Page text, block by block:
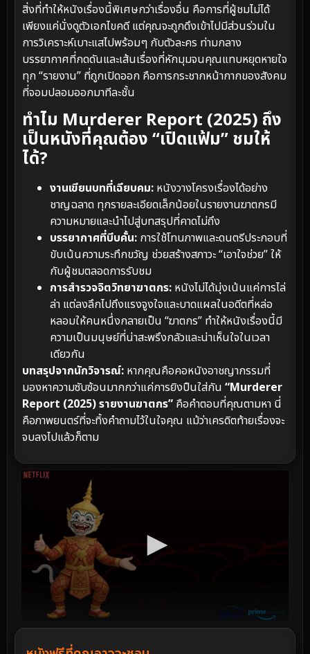
สิ่งที่ทำให้หนังเรื่องนี้พิเศษกว่าเรื่องอื่น คือการที่ผู้ชมไม่ได้
เพียงแค่นั่งดูตัวเอกไขคดี แต่คุณจะถูกดึงเข้าไปมีส่วนร่วมใน
การวิเคราะห์เบาะแสไปพร้อมๆ กับตัวละคร ท่ามกลาง
บรรยากาศที่กดดันและเส้นเรื่องที่หักมุมจนคุณแทบหยุดหายใจ
ทุก “รายงาน” ที่ถูกเปิดออก คือการกระชากหน้ากากของสังคม
ที่จอมปลอมออกมาทีละชั้น
ทำไม Murderer Report (2025) ถึง
เป็นหนังที่คุณต้อง “เปิดแฟ้ม” ชมให้
ได้?
งานเขียนบทที่เฉียบคม: หนังวางโครงเรื่องได้อย่าง
ชาญฉลาด ทุกรายละเอียดเล็กน้อยในรายงานฆาตกรมี
ความหมายและนำไปสู่บทสรุปที่คาดไม่ถึง
บรรยากาศที่บีบคั้น: การใช้โทนภาพและดนตรีประกอบที่
ขับเน้นความระทึกขวัญ ช่วยสร้างสภาวะ “เอาใจช่วย” ให้
กับผู้ชมตลอดการรับชม
การสำรวจจิตวิทยาฆาตกร: หนังไม่ได้มุ่งเน้นแค่การไล่
ล่า แต่ลงลึกไปถึงแรงจูงใจและบาดแผลในอดีตที่หล่อ
หลอมให้คนหนึ่งกลายเป็น “ฆาตกร” ทำให้หนังเรื่องนี้มี
ความเป็นมนุษย์ที่น่าสะพรึงกลัวและน่าเห็นใจในเวลา
เดียวกัน
บทสรุปจากนักวิจารณ์: หากคุณคือคอหนังอาชญากรรมที่
มองหาความซับซ้อนมากกว่าแค่การยิงปืนใส่กัน “Murderer
Report (2025) รายงานฆาตกร” คือคำตอบที่คุณตามหา นี่
คือภาพยนตร์ที่จะทิ้งคำถามไว้ในใจคุณ แม้ว่าเครดิตท้ายเรื่องจะ
จบลงไปแล้วก็ตาม